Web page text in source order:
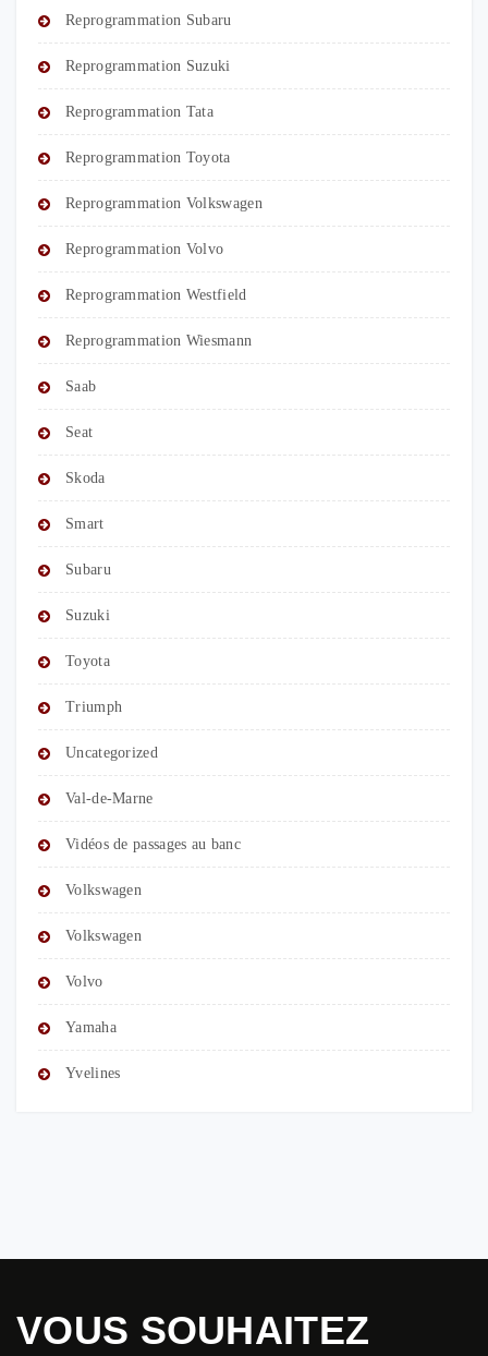
Reprogrammation Subaru
Reprogrammation Suzuki
Reprogrammation Tata
Reprogrammation Toyota
Reprogrammation Volkswagen
Reprogrammation Volvo
Reprogrammation Westfield
Reprogrammation Wiesmann
Saab
Seat
Skoda
Smart
Subaru
Suzuki
Toyota
Triumph
Uncategorized
Val-de-Marne
Vidéos de passages au banc
Volkswagen
Volkswagen
Volvo
Yamaha
Yvelines
VOUS SOUHAITEZ